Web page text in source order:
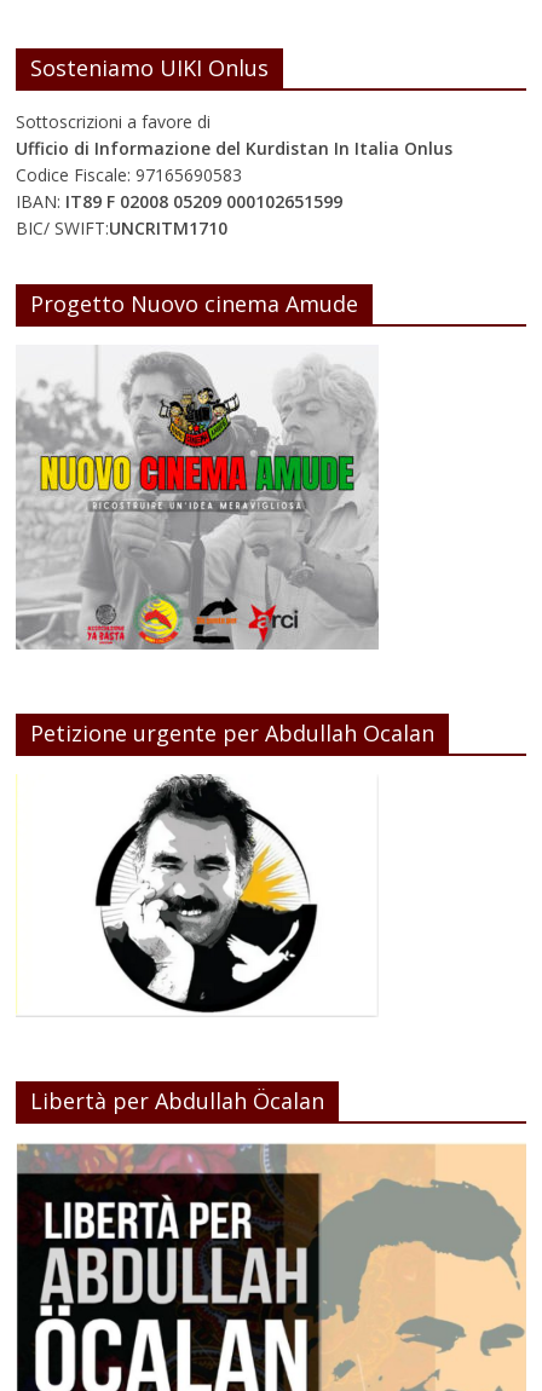
Sosteniamo UIKI Onlus
Sottoscrizioni a favore di
Ufficio di Informazione del Kurdistan In Italia Onlus
Codice Fiscale: 97165690583
IBAN: IT89 F 02008 05209 000102651599
BIC/ SWIFT:UNCRITM1710
Progetto Nuovo cinema Amude
Petizione urgente per Abdullah Ocalan
Libertà per Abdullah Öcalan